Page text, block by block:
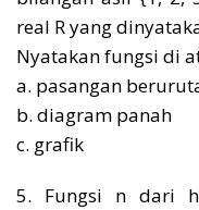
real R yang
Nyatakan fungsi di
a. pasangan
b. diagram panah
c. grafik
5. Fungsi n dari